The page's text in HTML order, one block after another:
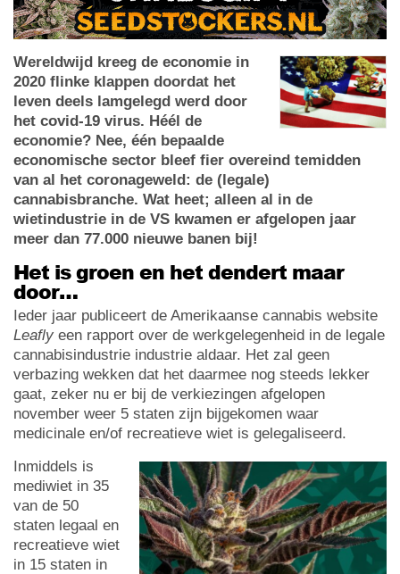
Wereldwijd kreeg de economie in
2020 flinke klappen doordat het
leven deels lamgelegd werd door
het covid-19 virus. Héél de
economie? Nee, één bepaalde
economische sector bleef fier overeind temidden
van al het coronageweld: de (legale)
cannabisbranche. Wat heet; alleen al in de
wietindustrie in de VS kwamen er afgelopen jaar
meer dan 77.000 nieuwe banen bij!
Het is groen en het dendert maar
door…
Ieder jaar publiceert de Amerikaanse cannabis website
Leafly een rapport over de werkgelegenheid in de legale
cannabisindustrie industrie aldaar. Het zal geen
verbazing wekken dat het daarmee nog steeds lekker
gaat, zeker nu er bij de verkiezingen afgelopen
november weer 5 staten zijn bijgekomen waar
medicinale en/of recreatieve wiet is gelegaliseerd.
Inmiddels is
mediwiet in 35
van de 50
staten legaal en
recreatieve wiet
in 15 staten in